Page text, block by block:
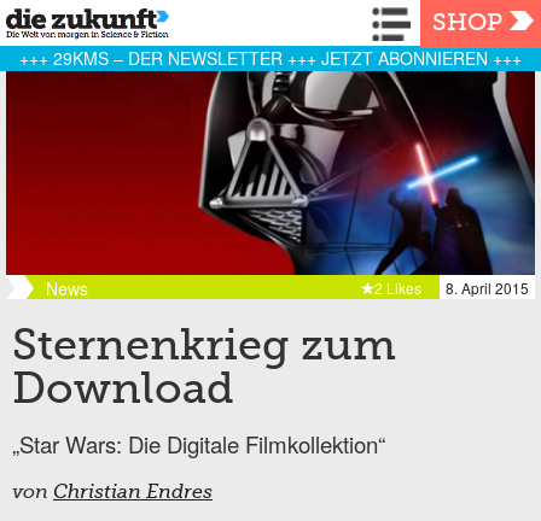
Navigation
SHOP
+++ 29KMS – DER NEWSLETTER +++ JETZT ABONNIEREN +++
News 8. April 2015
2 Likes
Sternenkrieg zum
Download
„Star Wars: Die Digitale Filmkollektion“
von Christian Endres